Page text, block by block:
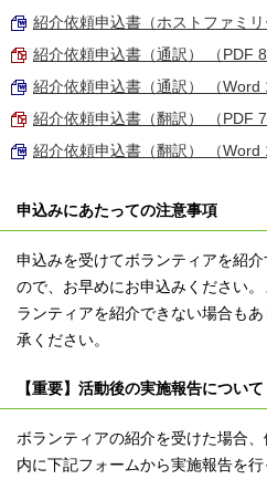
紹介依頼申込書（ホストファミリ
紹介依頼申込書（通訳） （PDF
紹介依頼申込書（通訳） （Word
紹介依頼申込書（翻訳） （PDF
紹介依頼申込書（翻訳） （Word
申込みにあたっての注意事項
申込みを受けてボランティアを紹
ので、お早めにお申込みください
ランティアを紹介できない場合も
承ください。
【重要】活動後の実施報告について
ボランティアの紹介を受けた場合
内に下記フォームから実施報告を行